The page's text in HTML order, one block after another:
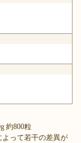
約800粒
って若干の差異が